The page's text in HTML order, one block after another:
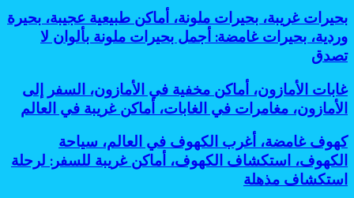
وأخطر
وجهات
نائية
للمغامرين
وجهات
غير
معروفة:
جزر
مخفية
كأنها
الخريطة
في
العالم،
أساطير
الغابات،
أماكن
مرعبة
للسفر،
غامضة
بحيرات
غريبة،
بحيرات
ملونة،
طبيعية
عجيبة،
بحيرة
وردية،
بحيرات
غامضة:
أجمل
بحيرات غريبة، بحيرات ملونة، أماكن طبيعية عجيبة، بحيرة
وردية، بحيرات غامضة: أجمل بحيرات ملونة بألوان لا
تصدق
غابات
الأمازون،
أماكن
مخفية
في
الأمازون،
السفر
غابات الأمازون، أماكن مخفية في الأمازون، السفر إلى
الأمازون، مغامرات في الغابات، أماكن غريبة في العالم
كهوف
غامضة،
أغرب
الكهوف
كهوف غامضة، أغرب الكهوف في العالم، سياحة
الكهوف، استكشاف الكهوف، أماكن غريبة للسفر: لرحلة
استكشاف مذهلة